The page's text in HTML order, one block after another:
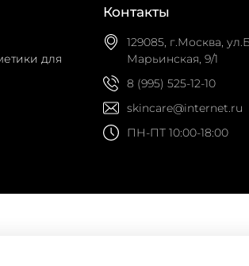
для
Контакты
129085, г.Москва,
Марьинская, 9/1
8 (995) 525-12-10
skincare@internet.ru
ПН-ПТ 10:00-18:00